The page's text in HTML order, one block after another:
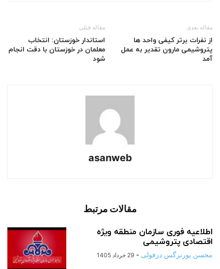
مقاله قبلی
استاندار خوزستان: انتخاب
معلمان در خوزستان با دقت انجام
شود
مقاله بعدی
از نفرات برتر کیفی واحد ها
پتروشیمی مارون تقدیر به عمل
آمد
asanweb
مقالات مرتبط
اطلاعیه فوری سازمان منطقه ویژه
اقتصادی پتروشیمی
محسن پورنرگس دزفولی - 29 خرداد 1405